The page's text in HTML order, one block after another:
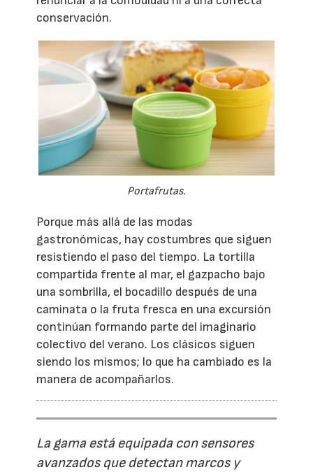
conservación.
Portafrutas.
Porque más allá de las modas
gastronómicas, hay costumbres que siguen
resistiendo el paso del tiempo. La tortilla
compartida frente al mar, el gazpacho bajo
una sombrilla, el bocadillo después de una
caminata o la fruta fresca en una excursión
continúan formando parte del imaginario
colectivo del verano. Los clásicos siguen
siendo los mismos; lo que ha cambiado es la
manera de acompañarlos.
La gama está equipada con sensores
avanzados que detectan marcos y